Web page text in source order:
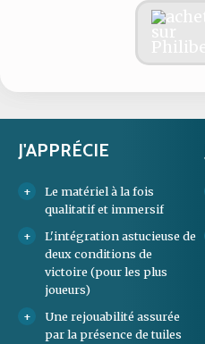
J'APPRÉCIE
Le matériel à la fois
qualitatif et immersif
L'intégration astucieuse de
deux conditions de
victoire (pour les plus
joueurs)
Une rejouabilité assurée
par la présence de tuiles